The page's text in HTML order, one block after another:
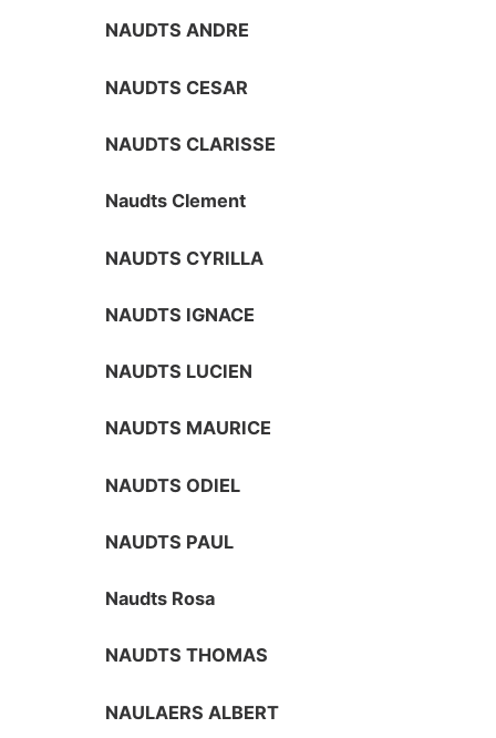
NAUDTS ANDRE
NAUDTS CESAR
NAUDTS CLARISSE
Naudts Clement
NAUDTS CYRILLA
NAUDTS IGNACE
NAUDTS LUCIEN
NAUDTS MAURICE
NAUDTS ODIEL
NAUDTS PAUL
Naudts Rosa
NAUDTS THOMAS
NAULAERS ALBERT